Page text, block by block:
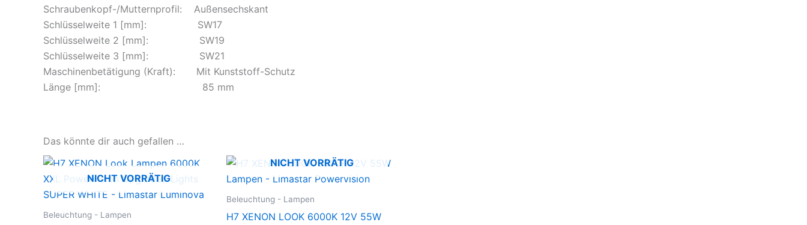
Schraubenkopf-/Mutternprofil: Außensechskant
Schlüsselweite 1 [mm]: SW17
Schlüsselweite 2 [mm]: SW19
Schlüsselweite 3 [mm]: SW21
Maschinenbetätigung (Kraft): Mit Kunststoff-Schutz
Länge [mm]: 85 mm
Das könnte dir auch gefallen …
NICHT VORRÄTIG
Beleuchtung - Lampen
NICHT VORRÄTIG
Beleuchtung - Lampen
H7 XENON LOOK 6000K 12V 55W